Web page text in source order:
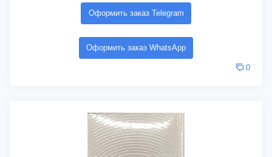
Оформить заказ Telegram
Оформить заказ WhatsApp
0